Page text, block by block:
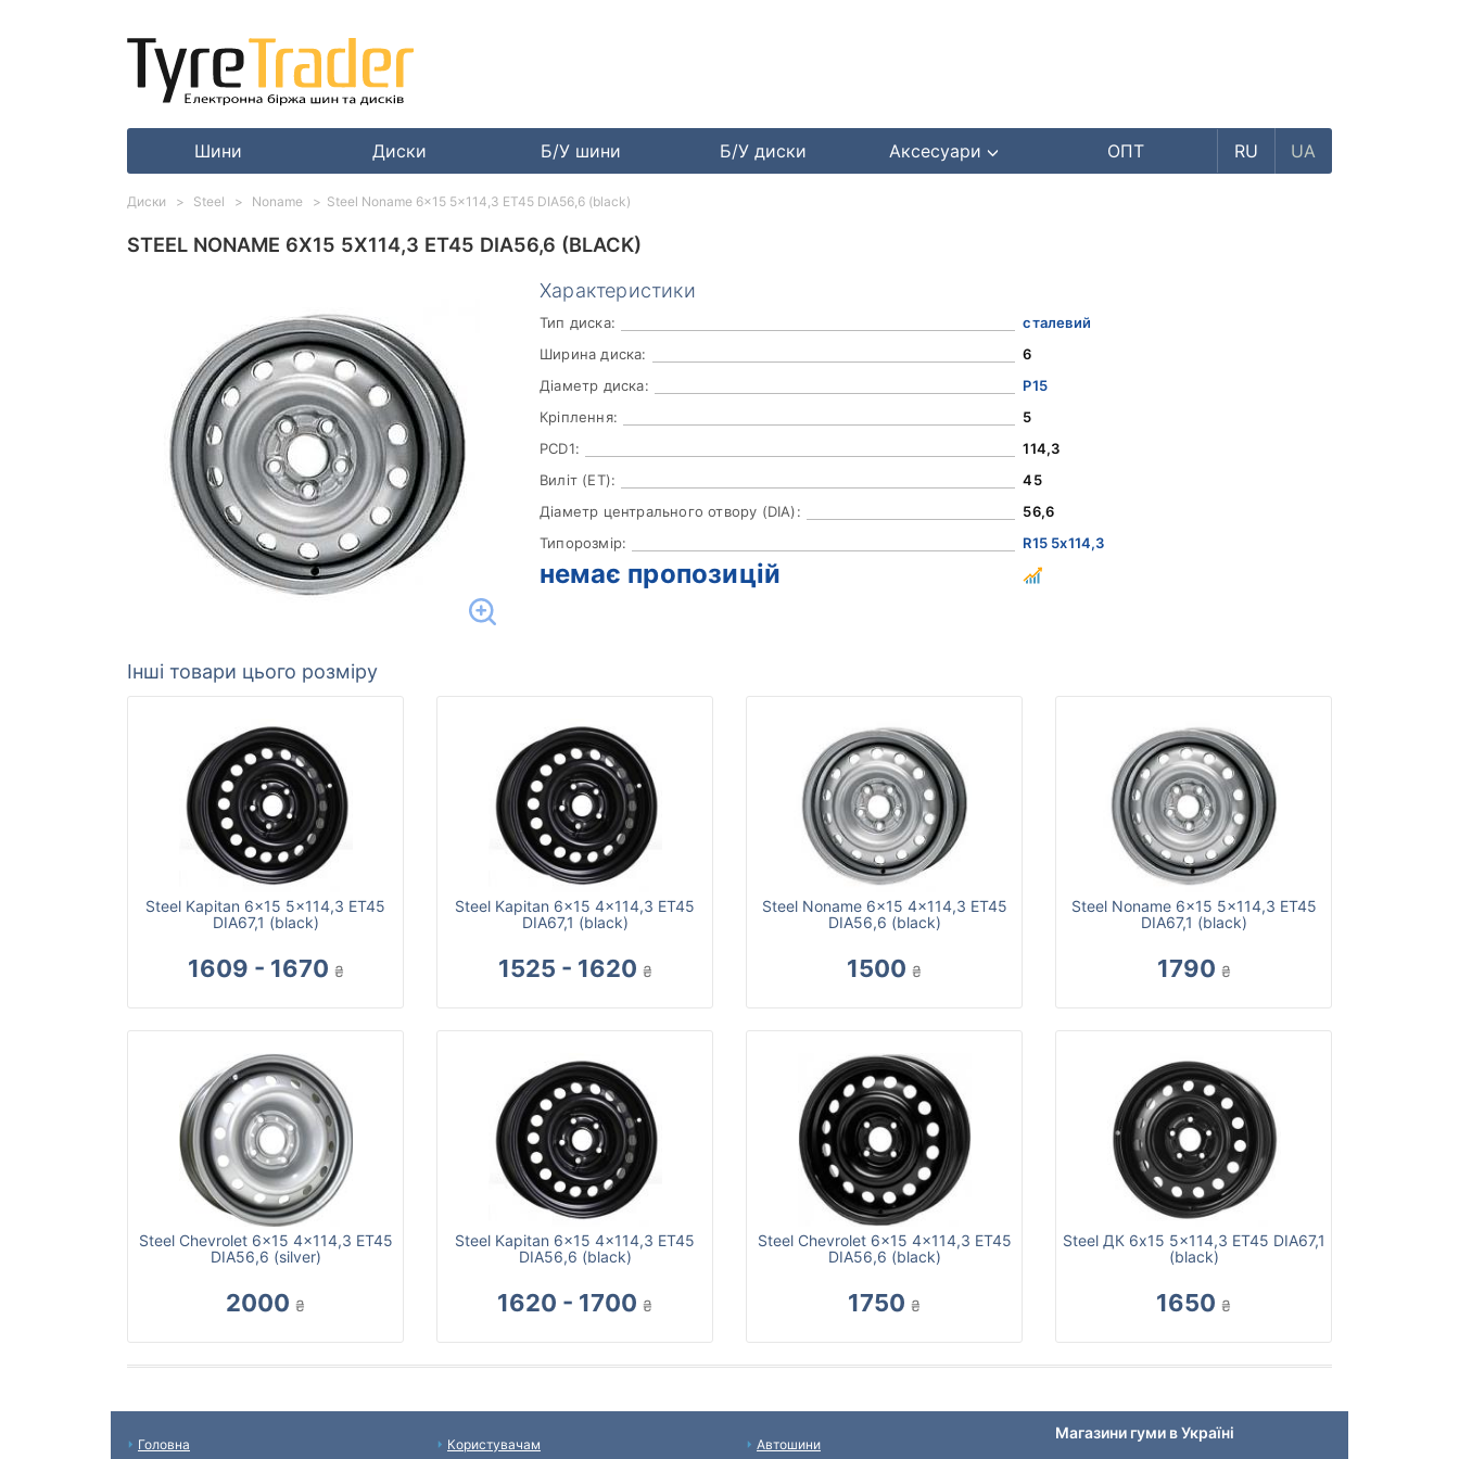
Шини Диски Б/У шини Б/У диски Аксесуари ОПТ RU UA
STEEL NONAME 6X15 5X114,3 ET45 DIA56,6 (BLACK)
Характеристики
Тип диска:
сталевий
Ширина диска:
6
Діаметр диска:
Р15
Кріплення:
5
PCD1:
114,3
Виліт (ET):
45
Діаметр центрального отвору (DIA):
56,6
Типорозмір:
R15 5x114,3
немає пропозицій
Інші товари цього розміру
Steel Kapitan 6x15 5x114,3 ET45
DIA67,1 (black)
1609 - 1670 ₴
Steel Kapitan 6x15 4x114,3 ET45
DIA67,1 (black)
1525 - 1620 ₴
Steel Noname 6x15 4x114,3 ET45
DIA56,6 (black)
1500 ₴
Steel Noname 6x15 5x114,3 ET45
DIA67,1 (black)
1790 ₴
Steel Chevrolet 6x15 4x114,3 ET45
DIA56,6 (silver)
2000 ₴
Steel Kapitan 6x15 4x114,3 ET45
DIA56,6 (black)
1620 - 1700 ₴
Steel Chevrolet 6x15 4x114,3 ET45
DIA56,6 (black)
1750 ₴
Steel ДК 6x15 5x114,3 ET45 DIA67,1
(black)
1650 ₴
Диски Steel Noname Steel Noname 6x15 5x114,3 ET45 DIA56,6 (black)
Головна Користувачам Автошини
Магазини гуми в Україні